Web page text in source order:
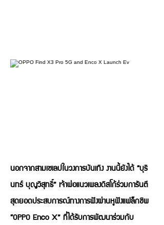
นอกจากสามเซเลปในวงการบันเทิง งานนี้ยังได้ “บุริ
นทร์ บุญวิสุทธิ์” เจ้าพ่อแนวเพลงดิสโก้ร่วมการันตี
สุดยอดประสบการณ์ทางการฟังผ่านหูฟังแฟล็กชิพ
“OPPO Enco X” ที่ได้รับการพัฒนาร่วมกับ